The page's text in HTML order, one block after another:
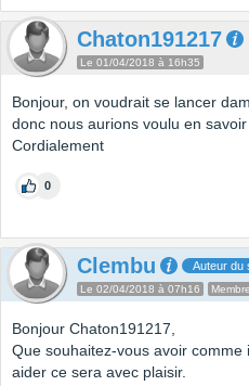
Chaton191217
Le 01/04/2018 à 16h35
Bonjour, on voudrait se lancer
donc nous aurions voulu en
Cordialement
0
Clembu Auteur du
Le 02/04/2018 à 07h16
Bonjour Chaton191217,
Que souhaitez-vous avoir
aider ce sera avec plaisir.